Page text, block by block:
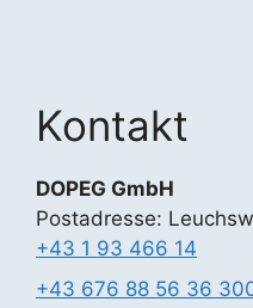
Kontakt
DOPEG GmbH
Postadresse:
+43 1 93 466 14
+43 676 88 56 36